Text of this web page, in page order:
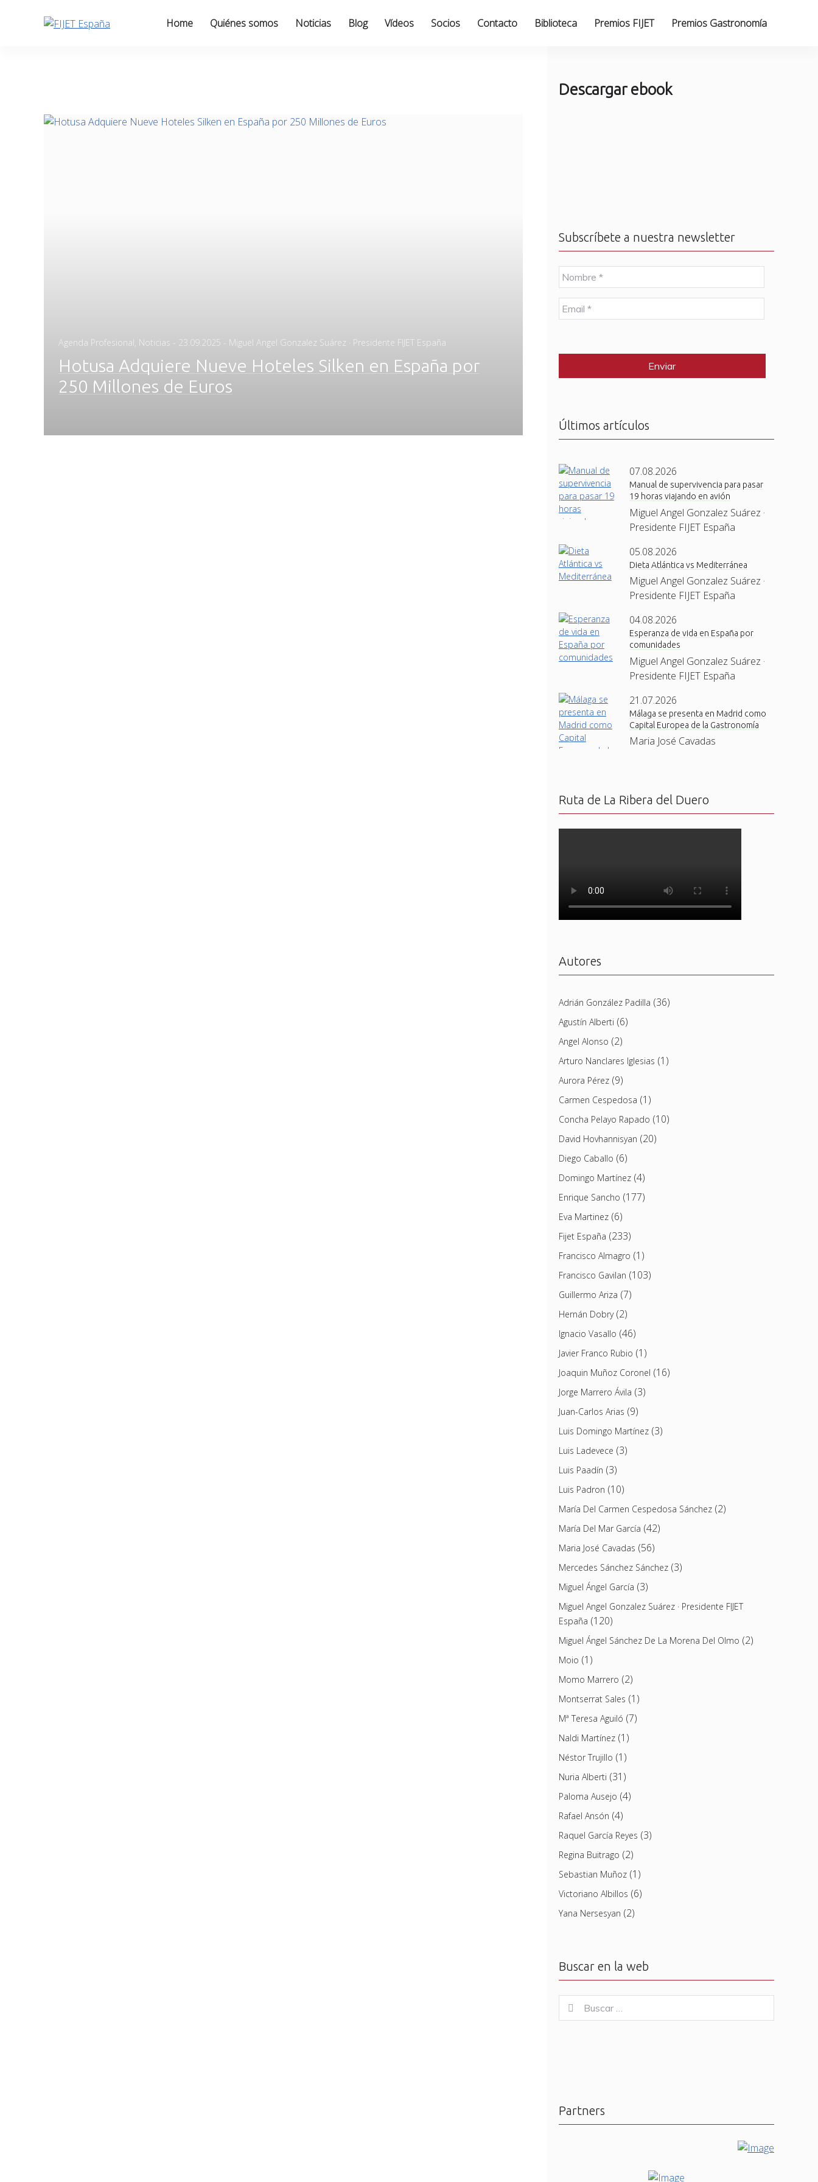
Home Quiénes somos Noticias Blog Vídeos Socios Contacto Biblioteca Premios FIJET Premios Gastronomía
Agenda Profesional, Noticias - Posted
23.09.2025 - Miguel Angel Gonzalez Suárez · Presidente FIJET España
Hotusa Adquiere Nueve Hoteles Silken en España por
250 Millones de Euros
Descargar ebook
Subscríbete a nuestra newsletter
N
o
m
b
r
E
m
l
Últimos artículos
07.08.2026
Manual de supervivencia para pasar
19 horas viajando en avión
Miguel Angel Gonzalez Suárez ·
Presidente FIJET España
05.08.2026
Dieta Atlántica vs Mediterránea
Miguel Angel Gonzalez Suárez ·
Presidente FIJET España
04.08.2026
Esperanza de vida en España por
comunidades
Miguel Angel Gonzalez Suárez ·
Presidente FIJET España
21.07.2026
Málaga se presenta en Madrid como
Capital Europea de la Gastronomía
Maria José Cavadas
Ruta de La Ribera del Duero
Autores
Adrián González Padilla (36)
Agustín Alberti (6)
Angel Alonso (2)
Arturo Nanclares Iglesias (1)
Aurora Pérez(9)
Carmen Cespedosa (1)
Concha Pelayo Rapado (10)
David Hovhannisyan (20)
Diego Caballo (6)
Domingo Martínez(4)
Enrique Sancho (177)
Eva Martinez(6)
Fijet España (233)
Francisco Almagro (1)
Francisco Gavilan (103)
Guillermo Ariza (7)
Hernán Dobry(2)
Ignacio Vasallo (46)
Javier Franco Rubio (1)
Joaquin Muñoz Coronel (16)
Jorge Marrero Ávila (3)
Juan-Carlos Arias (9)
Luis Domingo Martínez(3)
Luis Ladevece (3)
Luis Paadín (3)
Luis Padron (10)
María Del Carmen Cespedosa Sánchez(2)
María Del Mar García (42)
Maria José Cavadas (56)
Mercedes Sánchez Sánchez(3)
Miguel Ángel García (3)
Miguel Angel Gonzalez Suárez · Presidente FIJET
España (120)
Miguel Ángel Sánchez De La Morena Del Olmo (2)
Moio (1)
Momo Marrero (2)
Montserrat Sales (1)
Mª Teresa Aguiló (7)
Naldi Martínez(1)
Néstor Trujillo (1)
Nuria Alberti (31)
Paloma Ausejo (4)
Rafael Ansón (4)
Raquel García Reyes (3)
Regina Buitrago (2)
Sebastian Muñoz(1)
Victoriano Albillos (6)
Yana Nersesyan (2)
Buscar en la web
for:
Buscar
Partners